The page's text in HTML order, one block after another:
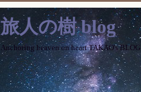
旅人の樹 blog
Anchoring heaven on heart TAKAO's BLOG